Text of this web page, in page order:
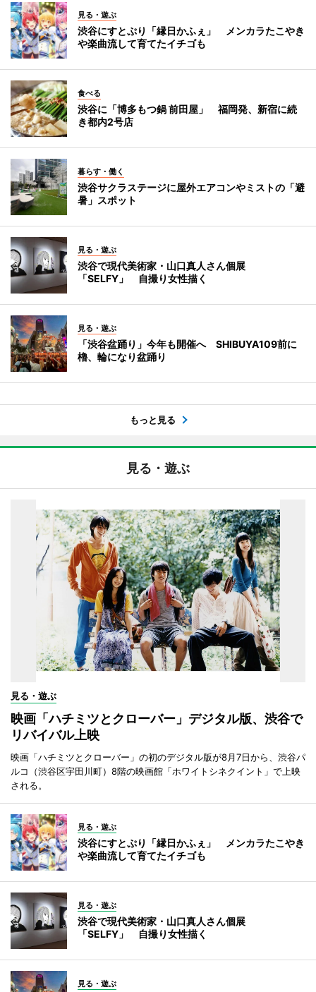
見る・遊ぶ
渋谷にすとぷり「縁日かふぇ」 メンカラたこやき
や楽曲流して育てたイチゴも
食べる
渋谷に「博多もつ鍋 前田屋」 福岡発、新宿に続
き都内2号店
暮らす・働く
渋谷サクラステージに屋外エアコンやミストの「避
暑」スポット
見る・遊ぶ
渋谷で現代美術家・山口真人さん個展
「SELFY」 自撮り女性描く
見る・遊ぶ
「渋谷盆踊り」今年も開催へ SHIBUYA109前に
櫓、輪になり盆踊り
もっと見る
見る・遊ぶ
見る・遊ぶ
映画「ハチミツとクローバー」デジタル版、渋谷で
リバイバル上映
映画「ハチミツとクローバー」の初のデジタル版が8月7日から、渋谷パ
ルコ（渋谷区宇田川町）8階の映画館「ホワイトシネクイント」で上映
される。
見る・遊ぶ
渋谷にすとぷり「縁日かふぇ」 メンカラたこやき
や楽曲流して育てたイチゴも
見る・遊ぶ
渋谷で現代美術家・山口真人さん個展
「SELFY」 自撮り女性描く
見る・遊ぶ